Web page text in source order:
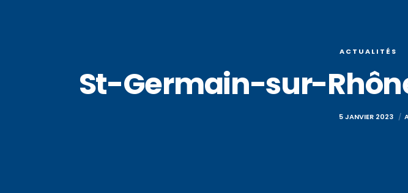
ACTUALITÉS
St-Germain-sur-
5 JANVIER 2023